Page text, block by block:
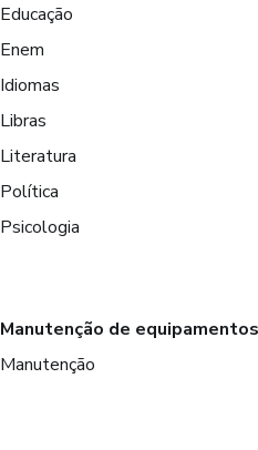
Educação
Enem
Idiomas
Libras
Literatura
Política
Psicologia
Manutenção de equipamentos
Manutenção